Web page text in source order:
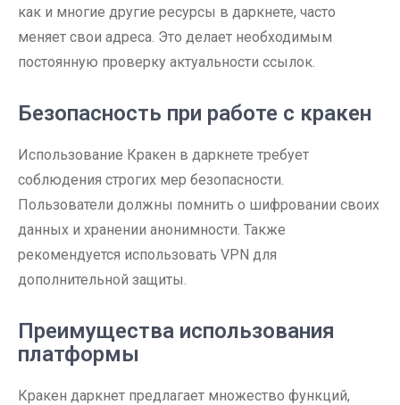
как и многие другие ресурсы в даркнете, часто
меняет свои адреса. Это делает необходимым
постоянную проверку актуальности ссылок.
Безопасность при работе с кракен
Использование Кракен в даркнете требует
соблюдения строгих мер безопасности.
Пользователи должны помнить о шифровании своих
данных и хранении анонимности. Также
рекомендуется использовать VPN для
дополнительной защиты.
Преимущества использования
платформы
Кракен даркнет предлагает множество функций,